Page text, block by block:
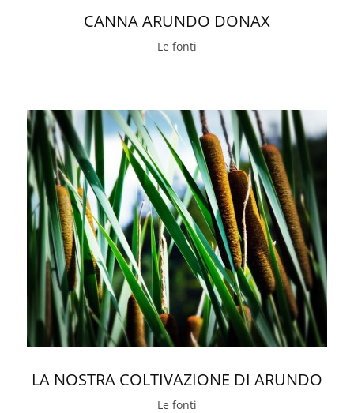
CANNA ARUNDO DONAX
Le fonti
LA NOSTRA COLTIVAZIONE DI ARUNDO
Le fonti